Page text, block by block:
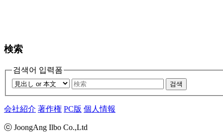
検索
검색어 입력폼
검색
会社紹介 著作権 PC版 個人情報
ⓒ JoongAng Ilbo Co.,Ltd